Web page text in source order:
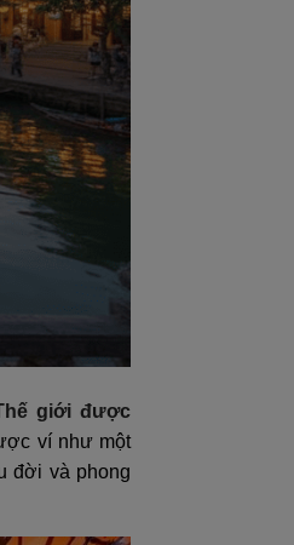
giới được
ví như một
đời và phong